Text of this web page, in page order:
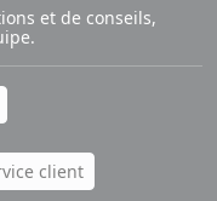
et de conseils,
client